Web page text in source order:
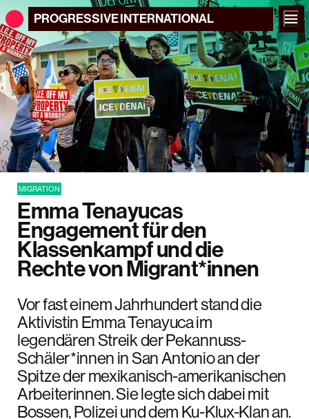
PROGRESSIVEINTERNATIONAL
MIGRATION
Emma Tenayucas
Engagement für den
Klassenkampf und die
Rechte von Migrant*innen
Vor fast einem Jahrhundert stand die
Aktivistin Emma Tenayuca im
legendären Streik der Pekannuss-
Schäler*innen in San Antonio an der
Spitze der mexikanisch-amerikanischen
Arbeiterinnen. Sie legte sich dabei mit
Bossen, Polizei und dem Ku-Klux-Klan an.